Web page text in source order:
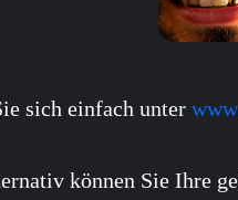
sich einfach unter
können Sie Ihre